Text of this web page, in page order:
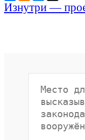
Изнутри —